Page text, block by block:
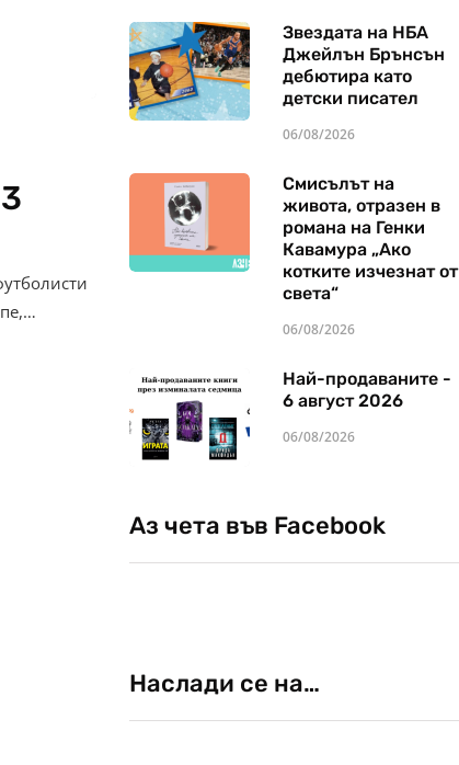
Звездата на НБА
Джейлън Брънсън
дебютира като
детски писател
06/08/2026
Смисълът на
живота, отразен в
романа на Генки
Кавамура „Ако
котките изчезнат от
света“
06/08/2026
Най-продаваните -
6 август 2026
06/08/2026
Аз чета във Facebook
Наслади се на…